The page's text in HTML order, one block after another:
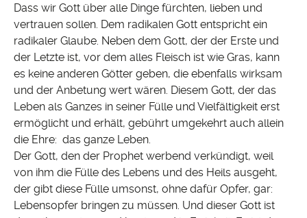
Dass wir Gott über alle Dinge fürchten, lieben und
vertrauen sollen. Dem radikalen Gott entspricht ein
radikaler Glaube. Neben dem Gott, der der Erste und
der Letzte ist, vor dem alles Fleisch ist wie Gras, kann
es keine anderen Götter geben, die ebenfalls wirksam
und der Anbetung wert wären. Diesem Gott, der das
Leben als Ganzes in seiner Fülle und Vielfältigkeit erst
ermöglicht und erhält, gebührt umgekehrt auch allein
die Ehre: das ganze Leben.
Der Gott, den der Prophet werbend verkündigt, weil
von ihm die Fülle des Lebens und des Heils ausgeht,
der gibt diese Fülle umsonst, ohne dafür Opfer, gar:
Lebensopfer bringen zu müssen. Und dieser Gott ist